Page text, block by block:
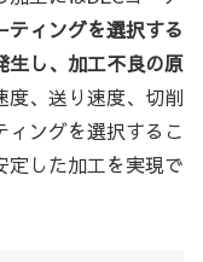
ティングを選択する
生し、加工不良の原
度、送り速度、切削
ングを選択するこ
定した加工を実現で